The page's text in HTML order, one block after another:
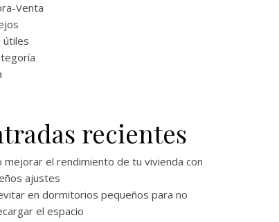
Venta
útiles
recientes
mejorar el rendimiento de tu vivienda con
ajustes
en dormitorios pequeños para no
el espacio